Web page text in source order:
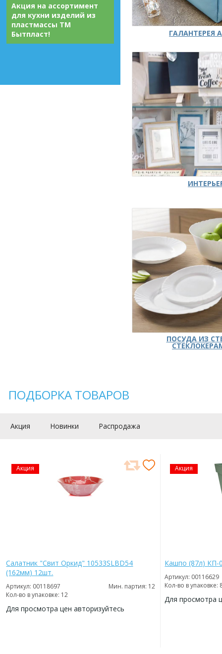
Акция на ассортимент
для кухни изделий из
пластмассы ТМ
Бытпласт!
ГАЛАНТЕРЕЯ
ПОСУДА ИЗ
ПОДБОРКА ТОВАРОВ
Акция Новинки Распродажа
Акция
Салатник "Свит Оркид" 10533SLBD54
(162мм) 12шт.
Артикул: 00118697
Мин. партия: 12
Кол-во в упаковке: 12
Для просмотра цен авторизуйтесь
Акция
Кашпо (87л) КП-
Артикул: 00116629
Кол-во в упаковке:
Для просмотра